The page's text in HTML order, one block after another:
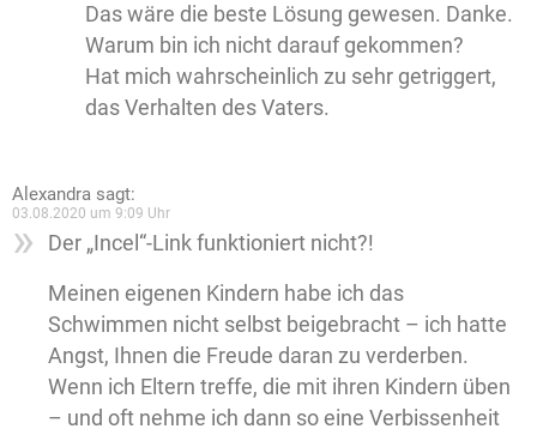
Das wäre die beste Lösung gewesen. Danke.
Warum bin ich nicht darauf gekommen?
Hat mich wahrscheinlich zu sehr getriggert,
das Verhalten des Vaters.
Alexandra sagt:
03.08.2020 um 9:09 Uhr
Der „Incel“-Link funktioniert nicht?!
Meinen eigenen Kindern habe ich das
Schwimmen nicht selbst beigebracht – ich hatte
Angst, Ihnen die Freude daran zu verderben.
Wenn ich Eltern treffe, die mit ihren Kindern üben
– und oft nehme ich dann so eine Verbissenheit